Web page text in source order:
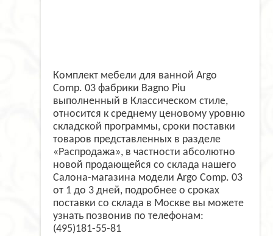
Комплект мебели для ванной Argo
Comp. 03 фабрики Bagno Piu
выполненный в Классическом стиле,
относится к среднему ценовому уровню
складской программы, сроки поставки
товаров представленных в разделе
«Распродажа», в частности абсолютно
новой продающейся со склада нашего
Салона-магазина модели Argo Comp. 03
от 1 до 3 дней, подробнее о сроках
поставки со склада в Москве вы можете
узнать позвонив по телефонам:
(495)181-55-81